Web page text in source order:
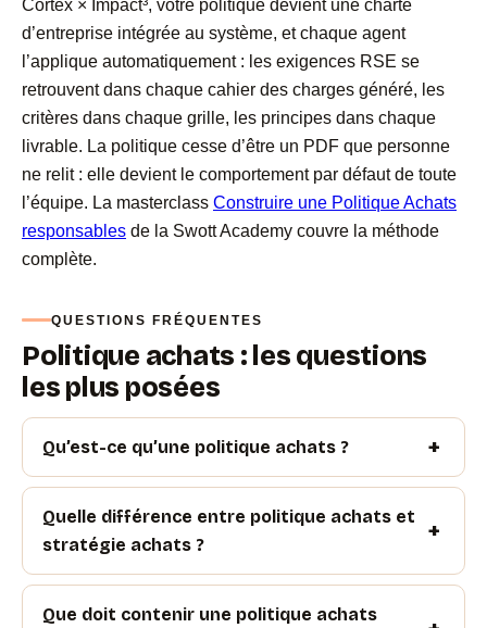
Cortex × Impact³, votre politique devient une charte
d’entreprise intégrée au système, et chaque agent
l’applique automatiquement : les exigences RSE se
retrouvent dans chaque cahier des charges généré, les
critères dans chaque grille, les principes dans chaque
livrable. La politique cesse d’être un PDF que personne
ne relit : elle devient le comportement par défaut de toute
l’équipe. La masterclass Construire une Politique Achats
responsables de la Swott Academy couvre la méthode
complète.
QUESTIONS FRÉQUENTES
Politique achats : les questions
les plus posées
Qu’est-ce qu’une politique achats ?
Quelle différence entre politique achats et
stratégie achats ?
Que doit contenir une politique achats